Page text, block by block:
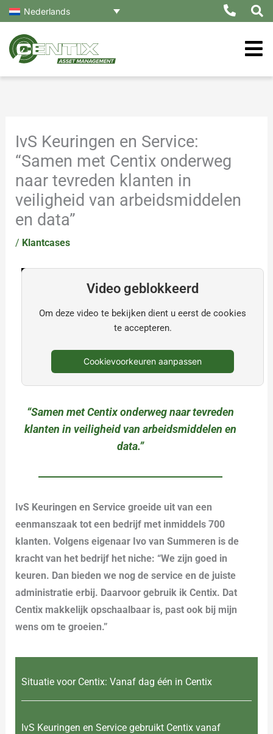
Ga
naar
de
inhoud
Nederlands
IvS Keuringen en Service:
“Samen met Centix onderweg
naar tevreden klanten in
veiligheid van arbeidsmiddelen
en data”
/ Klantcases
Video geblokkeerd
Om deze video te bekijken dient u eerst de cookies
te accepteren.
Cookievoorkeuren aanpassen
“Samen met Centix onderweg naar tevreden
klanten in veiligheid van arbeidsmiddelen en
data.”
IvS Keuringen en Service groeide uit van een
eenmanszaak tot een bedrijf met inmiddels 700
klanten. Volgens eigenaar Ivo van Summeren is de
kracht van het bedrijf het niche: “We zijn goed in
keuren. Dan bieden we nog de service en de juiste
administratie erbij. Daarvoor gebruik ik Centix. Dat
Centix makkelijk opschaalbaar is, past ook bij mijn
wens om te groeien.”
Situatie voor Centix: Vanaf dag één in Centix
IvS Keuringen en Service gebruikt Centix vanaf